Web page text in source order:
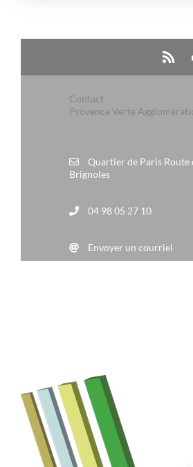
Contact
Provence Verte
Quartier de Paris Route
Brignoles
04 98 05 27 10
Envoyer un courriel